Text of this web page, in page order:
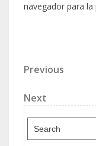
navegador para
de
Previous
Previous
Next
Post
Next
Search
for: